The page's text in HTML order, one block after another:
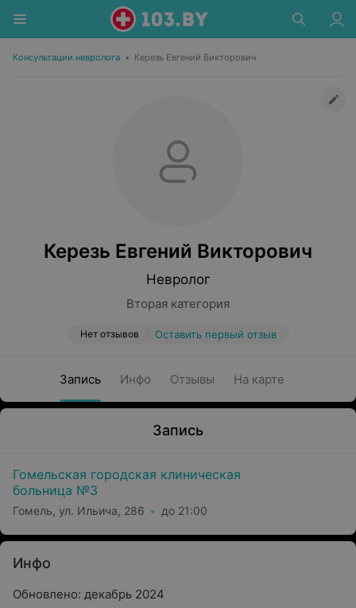
Консультации невролога • Керезь Евгений Викторович
Керезь Евгений Викторович
Невролог
Вторая категория
Нет отзывов Оставить первый отзыв
Запись Инфо Отзывы На карте
Запись
Гомельская городская клиническая
больница №3
Гомель, ул. Ильича, 286 до 21:00
Инфо
Обновлено: декабрь 2024